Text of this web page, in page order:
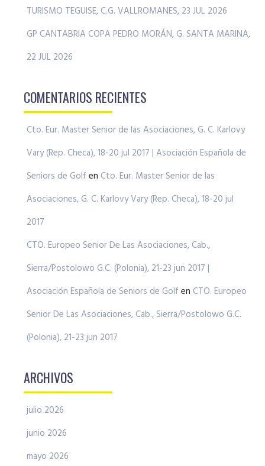
TURISMO TEGUISE, C.G. VALLROMANES, 23 JUL 2026
GP CANTABRIA COPA PEDRO MORÁN, G. SANTA MARINA,
22 JUL 2026
COMENTARIOS RECIENTES
Cto. Eur. Master Senior de las Asociaciones, G. C. Karlovy
Vary (Rep. Checa), 18-20 jul 2017 | Asociación Española de
Seniors de Golf en Cto. Eur. Master Senior de las
Asociaciones, G. C. Karlovy Vary (Rep. Checa), 18-20 jul
2017
CTO. Europeo Senior De Las Asociaciones, Cab.,
Sierra/Postolowo G.C. (Polonia), 21-23 jun 2017 |
Asociación Española de Seniors de Golf en CTO. Europeo
Senior De Las Asociaciones, Cab., Sierra/Postolowo G.C.
(Polonia), 21-23 jun 2017
ARCHIVOS
julio 2026
junio 2026
mayo 2026